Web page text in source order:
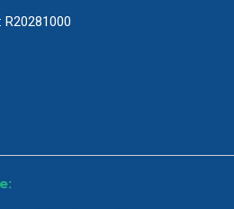
R20281000